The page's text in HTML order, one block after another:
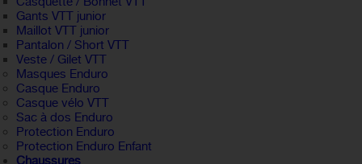
Gants VTT junior
Maillot VTT junior
Pantalon / Short VTT
Veste / Gilet VTT
Masques Enduro
Casque Enduro
Casque vélo VTT
Sac à dos Enduro
Protection Enduro
Protection Enduro Enfant
Chaussures